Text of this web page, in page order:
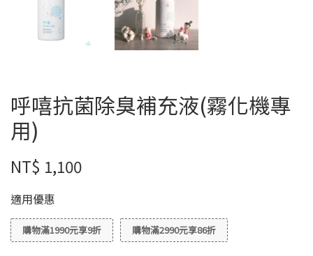
呼嘻抗菌除臭補充液(霧化機專
用)
NT$ 1,100
適用優惠
購物滿1990元享9折 購物滿2990元享86折